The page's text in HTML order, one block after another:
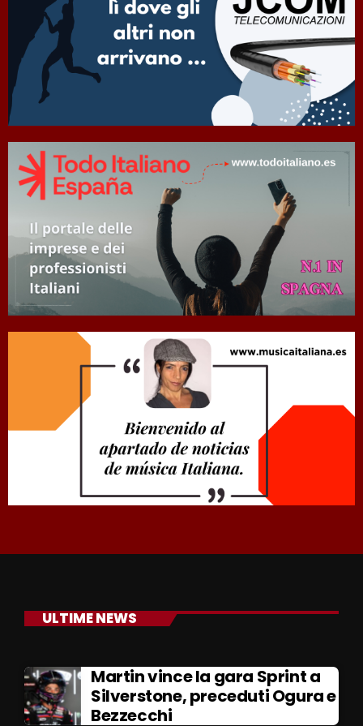
ULTIME NEWS
Martin vince la gara Sprint a
Silverstone, preceduti Ogura e
Bezzecchi